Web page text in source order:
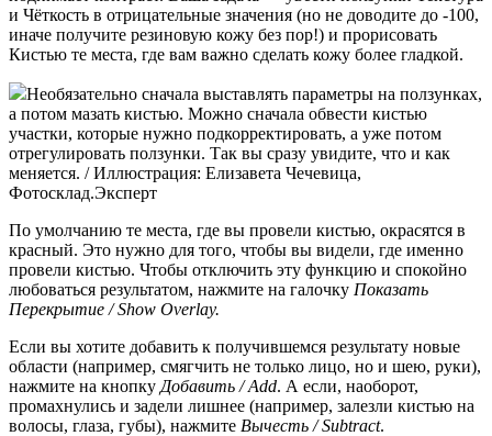
и Чёткость в отрицательные значения (но не доводите до -100,
иначе получите резиновую кожу без пор!) и прорисовать
Кистью те места, где вам важно сделать кожу более гладкой.
Необязательно сначала выставлять параметры на ползунках,
а потом мазать кистью. Можно сначала обвести кистью
участки, которые нужно подкорректировать, а уже потом
отрегулировать ползунки. Так вы сразу увидите, что и как
меняется. / Иллюстрация: Елизавета Чечевица,
Фотосклад.Эксперт
По умолчанию те места, где вы провели кистью, окрасятся в
красный. Это нужно для того, чтобы вы видели, где именно
провели кистью. Чтобы отключить эту функцию и спокойно
любоваться результатом, нажмите на галочку Показать
Перекрытие / Show Overlay.
Если вы хотите добавить к получившемся результату новые
области (например, смягчить не только лицо, но и шею, руки),
нажмите на кнопку Добавить / Add. А если, наоборот,
промахнулись и задели лишнее (например, залезли кистью на
волосы, глаза, губы), нажмите Вычесть / Subtract.